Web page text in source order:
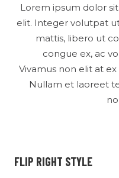
Lorem ipsum dolor
elit. Integer volutpat
mattis, libero ut
congue ex, ac
Vivamus non elit at
Nullam et laoreet
FLIP RIGHT STYLE